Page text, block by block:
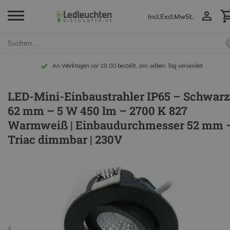
Incl.Excl.MwSt.
An Werktagen vor 18:00 bestellt, am selben Tag versendet
LED-Mini-Einbaustrahler IP65 – Schwarz
62 mm – 5 W 450 lm – 2700 K 827
Warmweiß | Einbaudurchmesser 52 mm
Triac dimmbar | 230V